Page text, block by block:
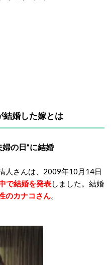
結婚した嫁とは
の日”に結婚
人さんは、2009年10月14日
で結婚を発表しました。結婚
のカナコさん。